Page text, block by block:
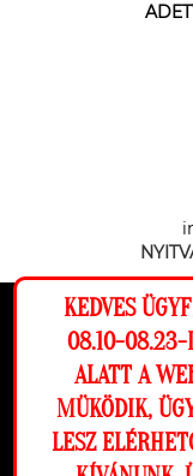
Ez a weboldal
lehető legjobb
Beállítások
Elutasítom
Az online fizetést a
KEDVES
08.10-08.23-
ALATT A
MÜKÖDIK,
LESZ